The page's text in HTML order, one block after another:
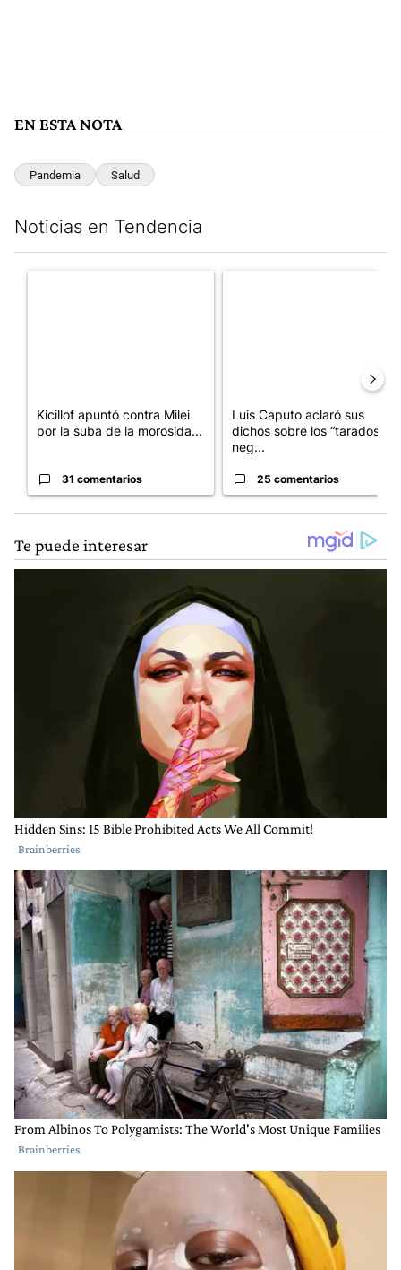
EN ESTA NOTA
Pandemia Salud
Noticias en Tendencia
Kicillof apuntó contra Milei
por la suba de la morosida...
31 comentarios
Luis Caputo aclaró sus
dichos sobre los “tarados” y
neg...
25 comentarios